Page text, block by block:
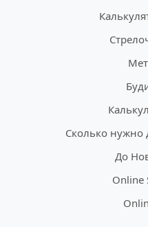
Сколько нужно
До
Online